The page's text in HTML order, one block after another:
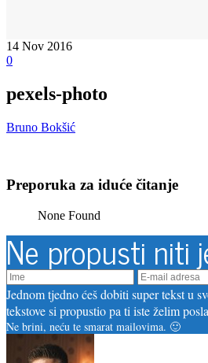
14 Nov 2016
0
pexels-photo
Bruno Bokšić
Preporuka za iduće čitanje
None Found
Ne propusti niti
Jednom tjedno ćeš dobiti super tekst u
tekstove si propustio pa ti iste želim
Ne brini, neću te smarat mailovima. 🙂